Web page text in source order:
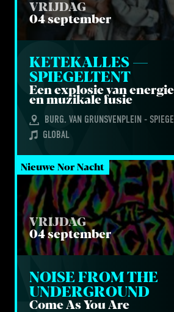
VRIJDAG
04 september
KETE­KAL­LES —
SPIEGELTENT
Een explo­sie van
en muzi­ka­le fusie
BURG. VAN GRUNSVENPLEIN -
GLOBAL
Nieuwe Nor Nacht
VRIJDAG
04 september
NOI­SE FROM THE
UNDERGROUND
Come As You Are